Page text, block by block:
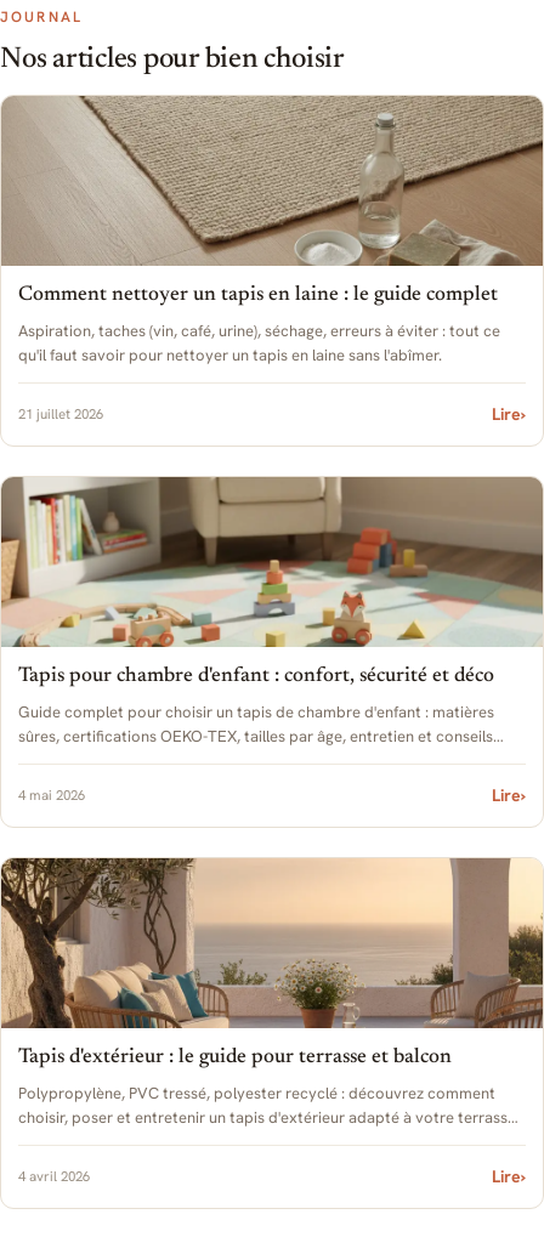
JOURNAL
Nos articles pour bien choisir
Comment nettoyer un tapis en laine : le guide complet
Aspiration, taches (vin, café, urine), séchage, erreurs à éviter : tout ce
qu'il faut savoir pour nettoyer un tapis en laine sans l'abîmer.
21 juillet 2026 Lire›
Tapis pour chambre d'enfant : confort, sécurité et déco
Guide complet pour choisir un tapis de chambre d'enfant : matières
sûres, certifications OEKO-TEX, tailles par âge, entretien et conseils
déco pratiques.
4 mai 2026 Lire›
Tapis d'extérieur : le guide pour terrasse et balcon
Polypropylène, PVC tressé, polyester recyclé : découvrez comment
choisir, poser et entretenir un tapis d'extérieur adapté à votre terrasse
ou balcon.
4 avril 2026 Lire›